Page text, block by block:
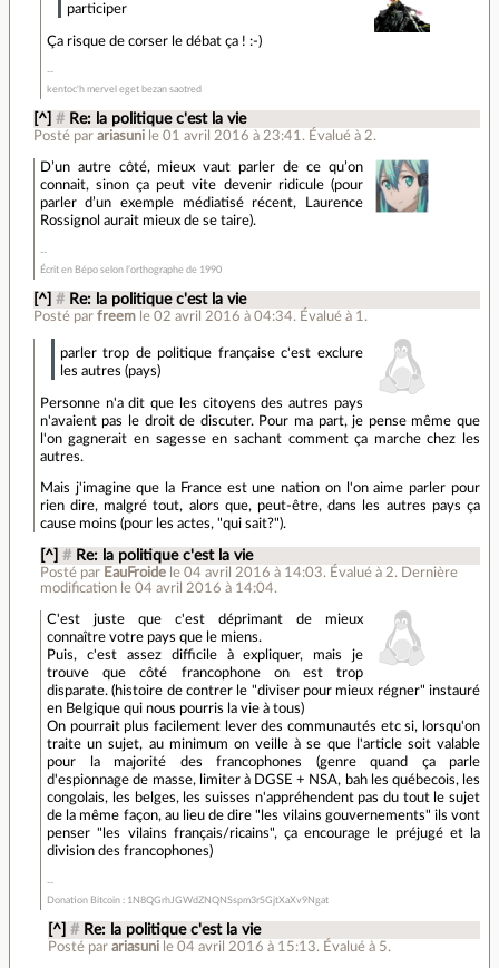
participer
Ça risque de corser le débat ça ! :-)
kentoc'h mervel eget bezan saotred
[^] # Re: la politique c'est la vie
Posté par ariasuni le 01 avril 2016 à 23:41.Évalué à 2.
D’un autre côté, mieux vaut parler de ce qu’on
connait, sinon ça peut vite devenir ridicule (pour
parler d’un exemple médiatisé récent, Laurence
Rossignol aurait mieux de se taire).
Écrit en Bépo selon l’orthographe de 1990
[^] # Re: la politique c'est la vie
Posté par freem le 02 avril 2016 à 04:34. Évalué à 1 .
parler trop de politique française c'est exclure
les autres (pays)
Personne n'a dit que les citoyens des autres pays
n'avaient pas le droit de discuter. Pour ma part, je pense même que
l'on gagnerait en sagesse en sachant comment ça marche chez les
autres.
Mais j'imagine que la France est une nation on l'on aime parler pour
rien dire, malgré tout, alors que, peut-être, dans les autres pays ça
cause moins (pour les actes, "qui sait?").
[^] # Re: la politique c'est la vie
Posté par EauFroide le 04 avril 2016 à 14:03. Évalué à 2. Dernière
modification le 04 avril 2016 à 14:04.
C'est juste que c'est déprimant de mieux
connaître votre pays que le miens.
Puis, c'est assez difficile à expliquer, mais je
trouve que côté francophone on est trop
disparate. (histoire de contrer le "diviser pour mieux régner" instauré
en Belgique qui nous pourris la vie à tous)
On pourrait plus facilement lever des communautés etc si, lorsqu'on
traite un sujet, au minimum on veille à se que l'article soit valable
pour la majorité des francophones (genre quand ça parle
d'espionnage de masse, limiter à DGSE + NSA, bah les québecois, les
congolais, les belges, les suisses n'appréhendent pas du tout le sujet
de la même façon, au lieu de dire "les vilains gouvernements" ils vont
penser "les vilains français/ricains", ça encourage le préjugé et la
division des francophones)
Donation Bitcoin : 1N8QGrhJGWdZNQNSspm3rSGjtXaXv9Ngat
[^] # Re: la politique c'est la vie
Posté par ariasuni le 04 avril 2016 à 15:13. Évalué à 5.